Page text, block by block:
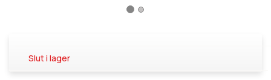
Slut i lager